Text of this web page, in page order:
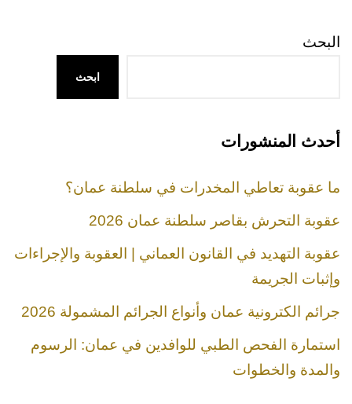
البحث
ابحث
أحدث المنشورات
ما عقوبة تعاطي المخدرات في سلطنة عمان؟
عقوبة التحرش بقاصر سلطنة عمان 2026
عقوبة التهديد في القانون العماني | العقوبة والإجراءات
وإثبات الجريمة
جرائم الكترونية عمان وأنواع الجرائم المشمولة 2026
استمارة الفحص الطبي للوافدين في عمان: الرسوم
والمدة والخطوات